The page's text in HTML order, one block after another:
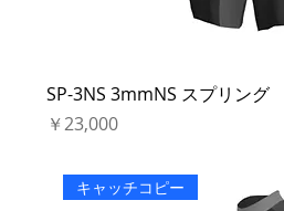
SP-3NS 3mmNS スプリング
価格
￥23,000
キャッチコピー